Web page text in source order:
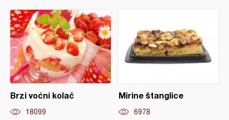
Brzi voćni kolač
18099
Mirine štanglice
6978